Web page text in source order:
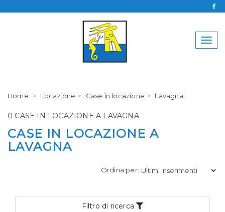
Home Locazione Case in locazione Lavagna
0 CASE IN LOCAZIONE A LAVAGNA
CASE IN LOCAZIONE A
LAVAGNA
Ordina per:
Filtro di ricerca